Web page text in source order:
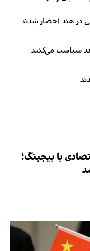
در هند احضار شدند
سیاست می‌کنند
با بیجینگ؛